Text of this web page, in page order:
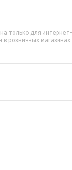
только для
в розничных магазинах